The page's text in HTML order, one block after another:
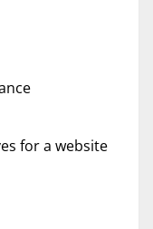
for a website